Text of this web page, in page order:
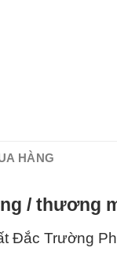
HÀNG
/ thương
Đắc Trường